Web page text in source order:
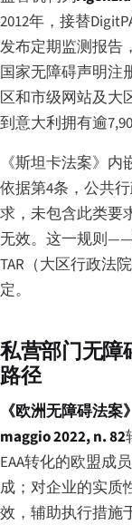
2012年，接替
发布定期监测报告
国家无障碍声明注
区和市级网站及
到意大利拥有逾
《斯坦卡法案》
依据第4条，公共
求，未包含此类要
无效。这一规则
TAR（大区行政法
定。
私营部门无障
路径
《欧洲无障碍法案》
maggio 2022, n. 82
EAA转化的欧盟成
成；对企业的实质
效，辅助执行措施